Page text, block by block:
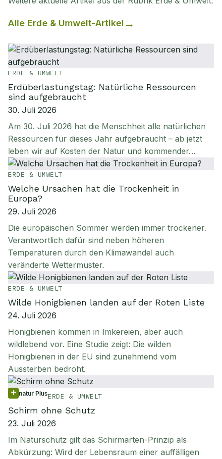
Alle Erde & Umwelt-Artikel
ERDE & UMWELT
Erdüberlastungstag: Natürliche Ressourcen
sind aufgebraucht
30. Juli 2026
Am 30. Juli 2026 hat die Menschheit alle natürlichen
Ressourcen für dieses Jahr aufgebraucht – ab jetzt
leben wir auf Kosten der Natur und kommender…
ERDE & UMWELT
Welche Ursachen hat die Trockenheit in
Europa?
29. Juli 2026
Die europäischen Sommer werden immer trockener.
Verantwortlich dafür sind neben höheren
Temperaturen durch den Klimawandel auch
veränderte Wettermuster.
ERDE & UMWELT
Wilde Honigbienen landen auf der Roten Liste
24. Juli 2026
Honigbienen kommen in Imkereien, aber auch
wildlebend vor. Eine Studie zeigt: Die wilden
Honigbienen in der EU sind zunehmend vom
Aussterben bedroht.
natur PlusERDE & UMWELT
Schirm ohne Schutz
23. Juli 2026
Im Naturschutz gilt das Schirmarten-Prinzip als
Abkürzung: Wird der Lebensraum einer auffälligen